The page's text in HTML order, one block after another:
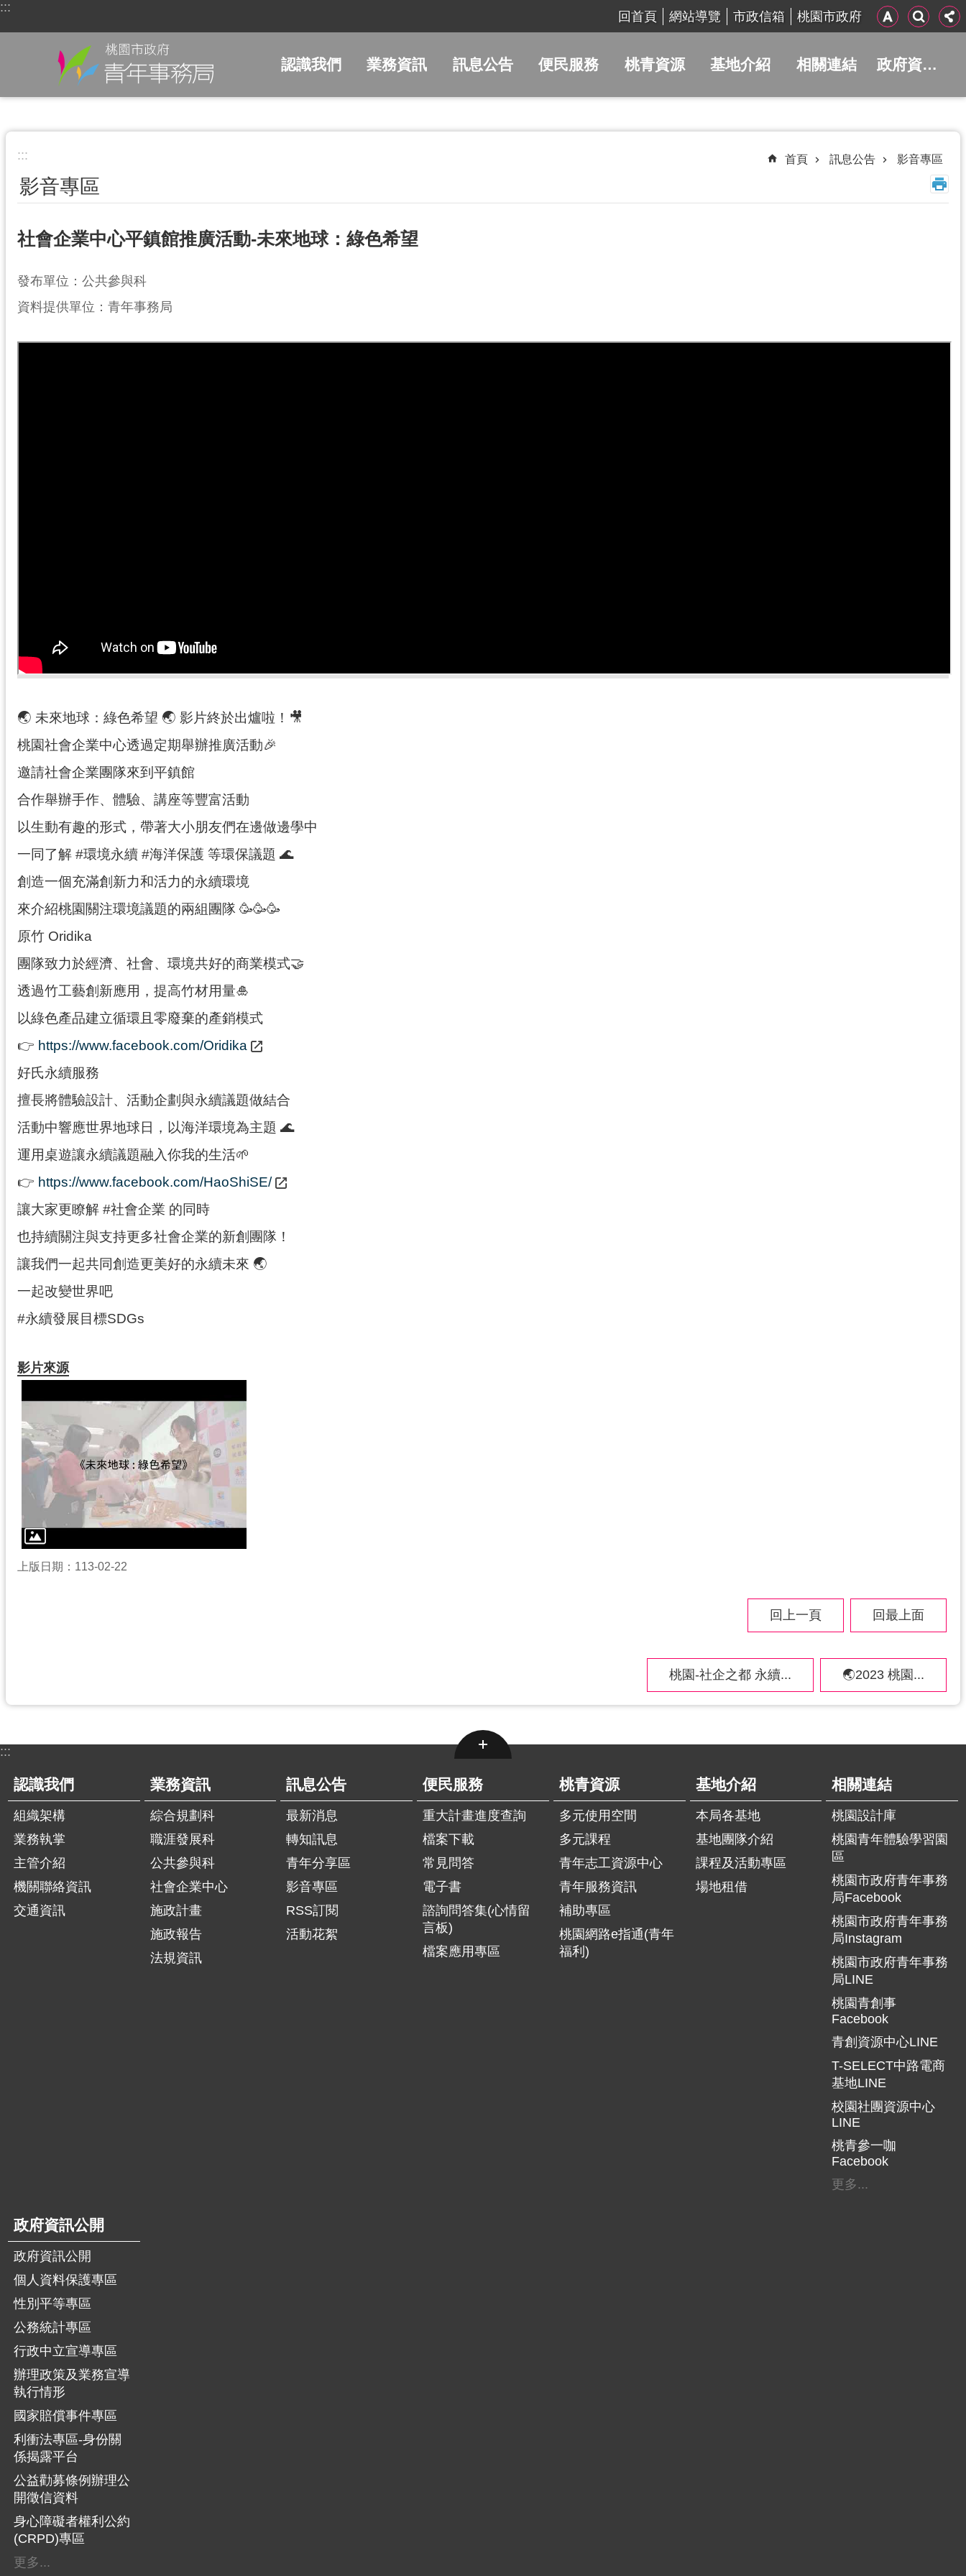
跳到主要內容區塊
:::
回首頁 網站導覽 市政信箱 桃園市政府
認識我們 業務資訊 訊息公告 便民服務 桃青資源 基地介紹 相關連結 政府資訊公開
::: 首頁 訊息公告 影音專區
影音專區
社會企業中心平鎮館推廣活動-未來地球：綠色希望
發布單位：公共參與科
資料提供單位：青年事務局
🌏︎ 未來地球：綠色希望 🌏︎ 影片終於出爐啦！🎥
桃園社會企業中心透過定期舉辦推廣活動🎉
邀請社會企業團隊來到平鎮館
合作舉辦手作、體驗、講座等豐富活動
以生動有趣的形式，帶著大小朋友們在邊做邊學中
一同了解 #環境永續 #海洋保護 等環保議題 🌊
創造一個充滿創新力和活力的永續環境
來介紹桃園關注環境議題的兩組團隊 🥳🥳🥳
原竹 Oridika
團隊致力於經濟、社會、環境共好的商業模式🤝
透過竹工藝創新應用，提高竹材用量🎍
以綠色產品建立循環且零廢棄的產銷模式
👉 https://www.facebook.com/Oridika
好氏永續服務
擅長將體驗設計、活動企劃與永續議題做結合
活動中響應世界地球日，以海洋環境為主題 🌊
運用桌遊讓永續議題融入你我的生活🌱
👉 https://www.facebook.com/HaoShiSE/
讓大家更瞭解 #社會企業 的同時
也持續關注與支持更多社會企業的新創團隊！
讓我們一起共同創造更美好的永續未來 🌏︎
一起改變世界吧
#永續發展目標SDGs
影片來源
上版日期：113-02-22
回上一頁 回最上面
桃園-社企之都 永續... 🌏︎2023 桃園...
:::
認識我們
組織架構
業務執掌
主管介紹
機關聯絡資訊
交通資訊
業務資訊
綜合規劃科
職涯發展科
公共參與科
社會企業中心
施政計畫
施政報告
法規資訊
訊息公告
最新消息
轉知訊息
青年分享區
影音專區
RSS訂閱
活動花絮
便民服務
重大計畫進度查詢
檔案下載
常見問答
電子書
諮詢問答集(心情留
言板)
檔案應用專區
桃青資源
多元使用空間
多元課程
青年志工資源中心
青年服務資訊
補助專區
桃園網路e指通(青年
福利)
基地介紹
本局各基地
基地團隊介紹
課程及活動專區
場地租借
相關連結
桃園設計庫
桃園青年體驗學習園
區
桃園市政府青年事務
局Facebook
桃園市政府青年事務
局Instagram
桃園市政府青年事務
局LINE
桃園青創事
Facebook
青創資源中心LINE
T-SELECT中路電商
基地LINE
校園社團資源中心
LINE
桃青參一咖
Facebook
更多...
政府資訊公開
政府資訊公開
個人資料保護專區
性別平等專區
公務統計專區
行政中立宣導專區
辦理政策及業務宣導
執行情形
國家賠償事件專區
利衝法專區-身份關
係揭露平台
公益勸募條例辦理公
開徵信資料
身心障礙者權利公約
(CRPD)專區
更多...